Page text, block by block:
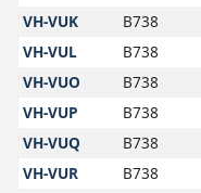
VH-VUK
B738
VH-VUL
B738
VH-VUO
B738
VH-VUP
B738
VH-VUQ
B738
VH-VUR
B738